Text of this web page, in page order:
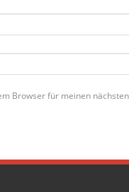
Browser für meinen